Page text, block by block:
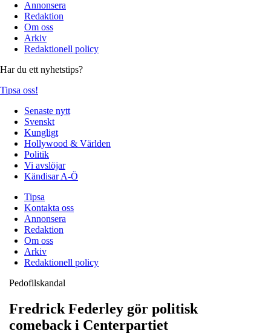
Annonsera
Redaktion
Om oss
Arkiv
Redaktionell policy
Har du ett nyhetstips?
Tipsa oss!
Senaste nytt
Svenskt
Kungligt
Hollywood & Världen
Politik
Vi avslöjar
Kändisar A-Ö
Tipsa
Kontakta oss
Annonsera
Redaktion
Om oss
Arkiv
Redaktionell policy
Pedofilskandal
Fredrick Federley gör politisk
comeback i Centerpartiet